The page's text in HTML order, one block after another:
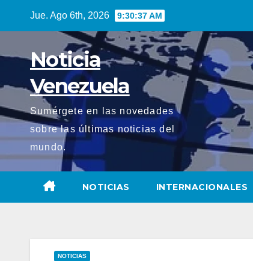
Jue. Ago 6th, 2026 9:30:38 AM
Noticia
Venezuela
Sumérgete en las novedades
sobre las últimas noticias del
mundo.
NOTICIAS INTERNACIONALES
NOTICIAS